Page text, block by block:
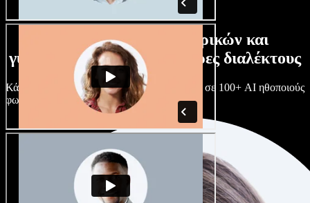
Τεράστια συλλογή ανδρικών και
γυναικείων φωνών με άπειρες διαλέκτους
Κάθε έργο είναι μοναδικό. Διάλεξε ανάμεσα σε 100+ AI ηθοποιούς
φωνής & διαλέκτους και κάν’ τους όπως θες.